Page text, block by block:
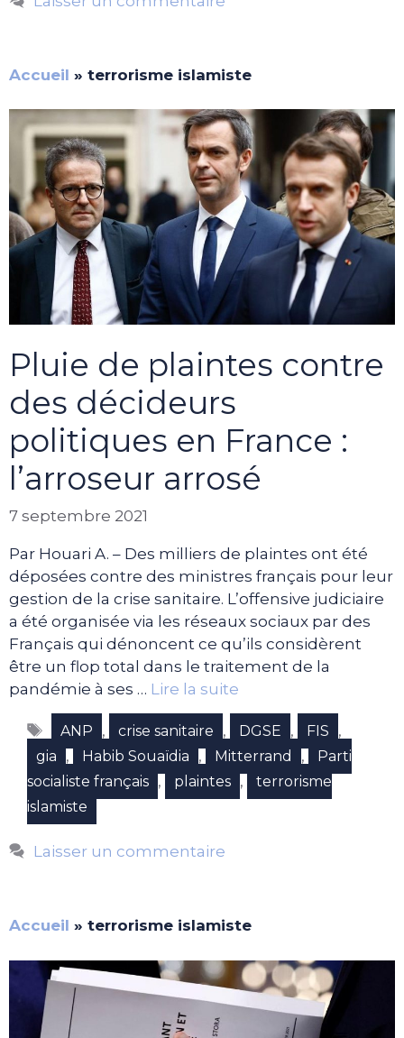
Accueil » terrorisme islamiste
Pluie de plaintes contre
des décideurs
politiques en France :
l’arroseur arrosé
7 septembre 2021
Par Houari A. – Des milliers de plaintes ont été
déposées contre des ministres français pour leur
gestion de la crise sanitaire. L’offensive judiciaire
a été organisée via les réseaux sociaux par des
Français qui dénoncent ce qu’ils considèrent
être un flop total dans le traitement de la
pandémie à ses … Lire la suite
Étiquettes
ANP , crise sanitaire , DGSE , FIS ,
gia , Habib Souaïdia , Mitterrand ,
Parti
socialiste français , plaintes ,
terrorisme
islamiste
Laisser un commentaire
Accueil » terrorisme islamiste